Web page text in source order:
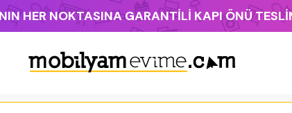
HER NOKTASINA GARANTİLİ KAPI ÖNÜ